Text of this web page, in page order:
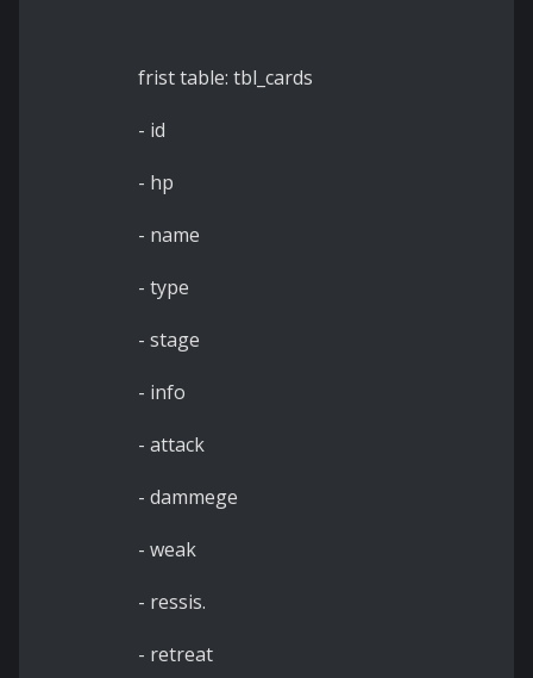
frist table: tbl_cards
- id
- hp
- name
- type
- stage
- info
- attack
- dammege
- weak
- ressis.
- retreat